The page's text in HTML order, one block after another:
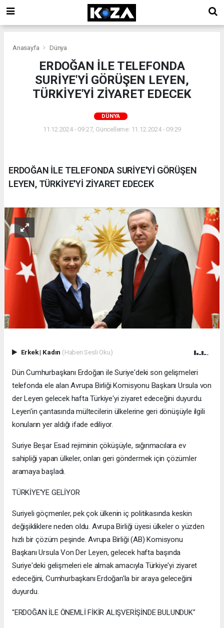
Anasayfa Dünya
ERDOĞAN İLE TELEFONDA
SURİYE'Yİ GÖRÜŞEN LEYEN,
TÜRKİYE'Yİ ZİYARET EDECEK
DÜNYA
11.12.2024 - 09:27, Güncelleme: 11.12.2024 - 09:29
ERDOĞAN İLE TELEFONDA SURİYE'Yİ GÖRÜŞEN
LEYEN, TÜRKİYE'Yİ ZİYARET EDECEK
Erkek| Kadın (Haberi Sesli Oku)
Dün Cumhurbaşkanı Erdoğan ile Suriye'deki son gelişmeleri
telefonda ele alan Avrupa Birliği Komisyonu Başkanı Ursula von
der Leyen gelecek hafta Türkiye'yi ziyaret edeceğini duyurdu.
Leyen'in çantasında mültecilerin ülkelerine geri dönüşüyle ilgili
konuların yer aldığı ifade ediliyor.
Suriye Beşar Esad rejiminin çöküşüyle, sığınmacılara ev
sahipliği yapan ülkeler, onları geri göndermek için çözümler
aramaya başladı.
TÜRKİYE'YE GELİYOR
Suriyeli göçmenler, pek çok ülkenin iç politikasında keskin
değişikliklere neden oldu. Avrupa Birliği üyesi ülkeler o yüzden
hızlı bir çözüm peşinde. Avrupa Birliği (AB) Komisyonu
Başkanı Ursula Von Der Leyen, gelecek hafta başında
Suriye'deki gelişmeleri ele almak amacıyla Türkiye'yi ziyaret
edeceğini, Cumhurbaşkanı Erdoğan'la bir araya geleceğini
duyurdu.
"ERDOĞAN İLE ÖNEMLİ FİKİR ALIŞVERİŞİNDE BULUNDUK"